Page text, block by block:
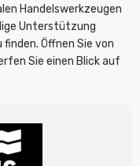
Handelswerkzeugen
Unterstützung
Öffnen Sie von
Sie einen Blick auf